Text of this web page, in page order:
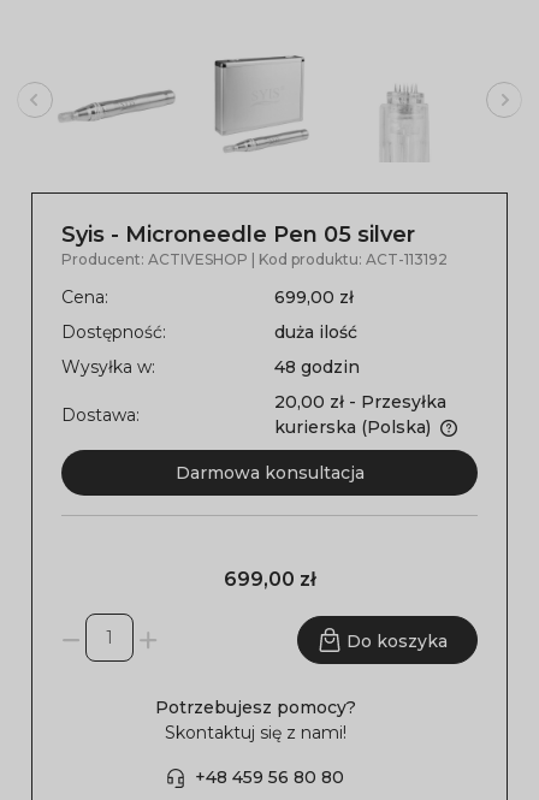
Syis - Microneedle Pen 05 silver
Producent: ACTIVESHOP | Kod produktu: ACT-113192
Cena:
699,00 zł
Dostępność:
duża ilość
Wysyłka w:
48 godzin
Dostawa:
20,00 zł - Przesyłka
kurierska (Polska)
Darmowa konsultacja
699,00 zł
Do koszyka
Potrzebujesz pomocy?
Skontaktuj się z nami!
+48 459 56 80 80